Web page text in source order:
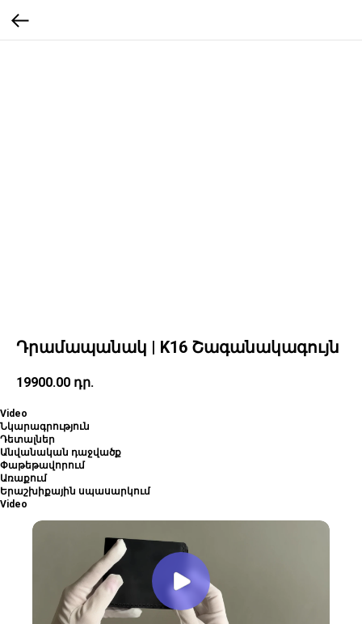
Դրամապանակ | K16 Շագանակագույն
19900.00 դր.
Video
Նկարագրություն
Դետալներ
Անվանական դաջվածք
Փաթեթավորում
Առաքում
Երաշխիքային սպասարկում
Video